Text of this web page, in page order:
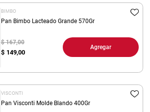
BIMBO
Pan Bimbo Lacteado Grande 570Gr
$ 149,00
$ 167,00
Agregar
VISCONTI
Pan Visconti Molde Blando 400Gr